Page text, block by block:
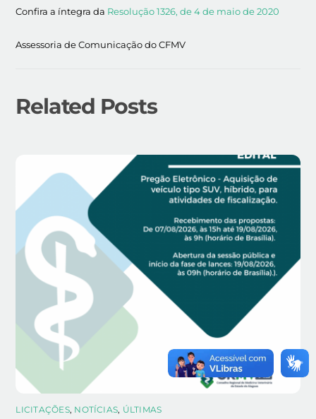
Confira a íntegra da Resolução 1326, de 4 de maio de 2020
Assessoria de Comunicação do CFMV
Related Posts
LICITAÇÕES, NOTÍCIAS, ÚLTIMAS